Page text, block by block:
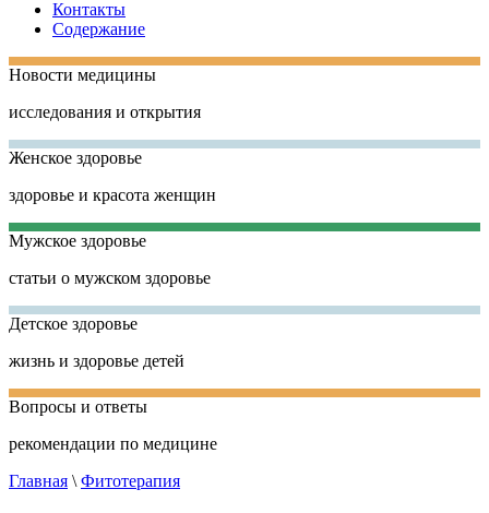
Контакты
Содержание
Новости медицины
исследования и открытия
Женское здоровье
здоровье и красота женщин
Мужское здоровье
статьи о мужском здоровье
Детское здоровье
жизнь и здоровье детей
Вопросы и ответы
рекомендации по медицине
Главная \ Фитотерапия